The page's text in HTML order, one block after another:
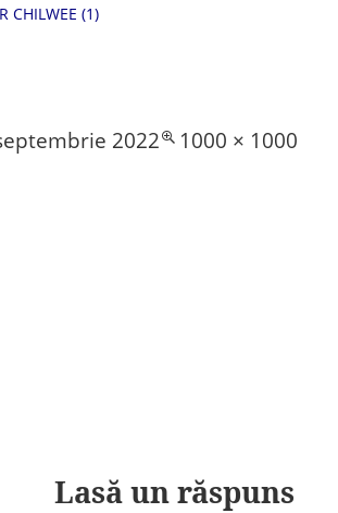
CHILWEE (1)
2022
Full
1000 × 1000
Lasă un răspuns